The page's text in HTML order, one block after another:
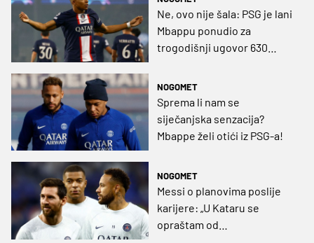
Ne, ovo nije šala: PSG je lani
Mbappu ponudio za
trogodišnji ugovor 630
NOGOMET
Sprema li nam se
siječanjska senzacija?
Mbappe želi otići iz PSG-a!
NOGOMET
Messi o planovima poslije
karijere: „U Kataru se
opraštam od